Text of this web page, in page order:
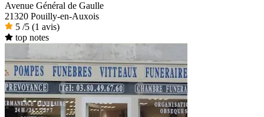
Avenue Général de Gaulle
21320 Pouilly-en-Auxois
5 /5 (1 avis)
top notes